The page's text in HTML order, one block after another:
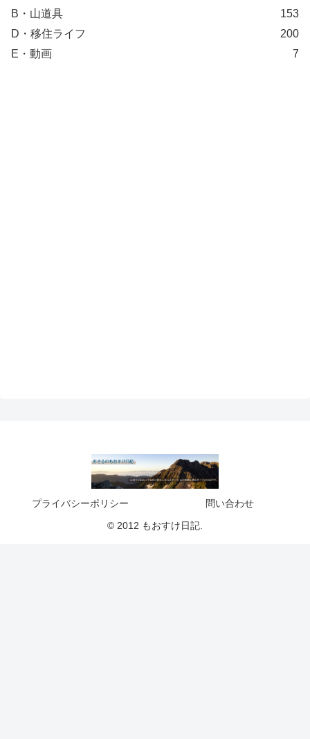
B・山道具
153
D・移住ライフ
200
E・動画
7
プライバシーポリシー
問い合わせ
© 2012 もおすけ日記.